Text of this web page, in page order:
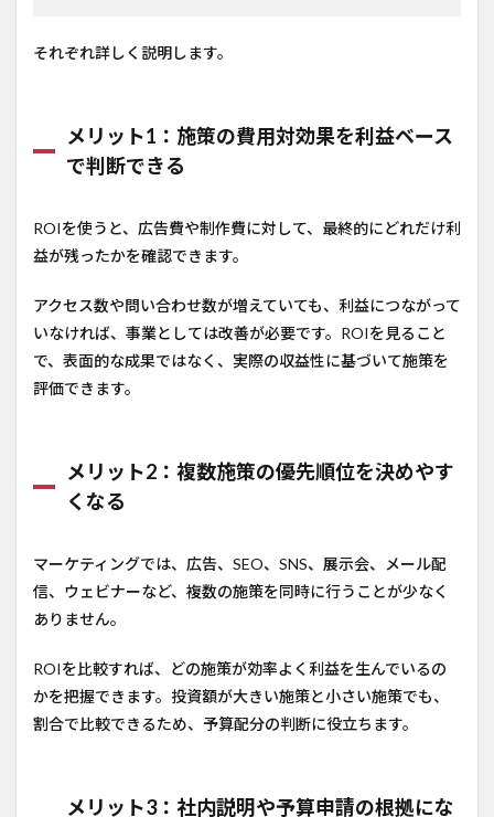
それぞれ詳しく説明します。
メリット1：施策の費用対効果を利益ベース
で判断できる
ROIを使うと、広告費や制作費に対して、最終的にどれだけ利
益が残ったかを確認できます。
アクセス数や問い合わせ数が増えていても、利益につながって
いなければ、事業としては改善が必要です。ROIを見ること
で、表面的な成果ではなく、実際の収益性に基づいて施策を
評価できます。
メリット2：複数施策の優先順位を決めやす
くなる
マーケティングでは、広告、SEO、SNS、展示会、メール配
信、ウェビナーなど、複数の施策を同時に行うことが少なく
ありません。
ROIを比較すれば、どの施策が効率よく利益を生んでいるの
かを把握できます。投資額が大きい施策と小さい施策でも、
割合で比較できるため、予算配分の判断に役立ちます。
メリット3：社内説明や予算申請の根拠にな